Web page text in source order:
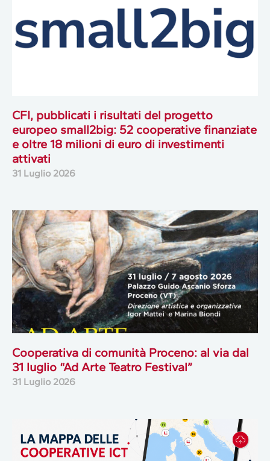
CFI, pubblicati i risultati del progetto
europeo small2big: 52 cooperative finanziate
e oltre 18 milioni di euro di investimenti
attivati
31 Luglio 2026
Cooperativa di comunità Proceno: al via dal
31 luglio “Ad Arte Teatro Festival”
31 Luglio 2026